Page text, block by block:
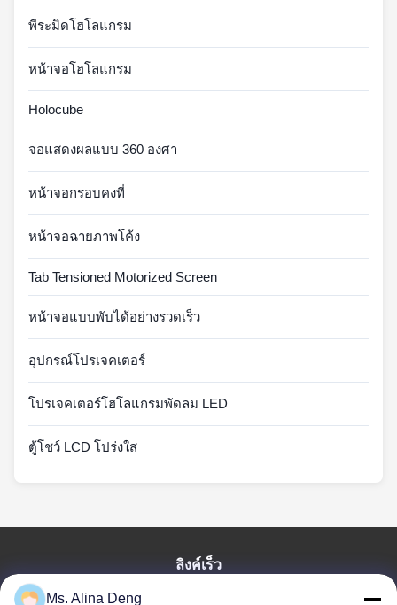
พีระมิดโฮโลแกรม
หน้าจอโฮโลแกรม
Holocube
จอแสดงผลแบบ 360 องศา
หน้าจอกรอบคงที่
หน้าจอฉายภาพโค้ง
Tab Tensioned Motorized Screen
หน้าจอแบบพับได้อย่างรวดเร็ว
อุปกรณ์โปรเจคเตอร์
โปรเจคเตอร์โฮโลแกรมพัดลม LED
ตู้โชว์ LCD โปร่งใส
ลิงค์เร็ว
Ms. Alina Deng